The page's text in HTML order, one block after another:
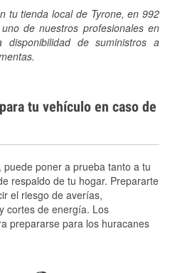
tu tienda local de Tyrone, en 992
de nuestros profesionales en
disponibilidad de suministros a
tu vehículo en caso de
poner a prueba tanto a tu
respaldo de tu hogar. Prepararte
el riesgo de averías,
cortes de energía. Los
prepararse para los huracanes